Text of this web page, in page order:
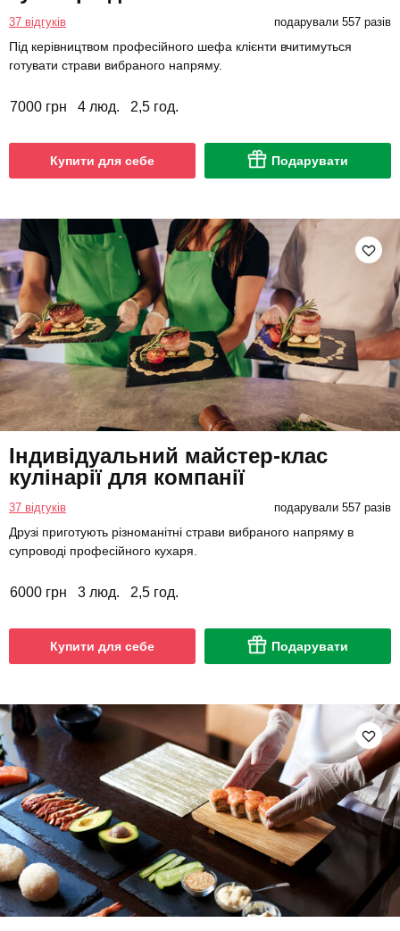
37 відгуків подарували 557 разів
Під керівництвом професійного шефа клієнти вчитимуться
готувати страви вибраного напряму.
7000 грн 4 люд. 2,5 год.
Купити для себе Подарувати
Індивідуальний майстер-клас
кулінарії для компанії
37 відгуків подарували 557 разів
Друзі приготують різноманітні страви вибраного напряму в
супроводі професійного кухаря.
6000 грн 3 люд. 2,5 год.
Купити для себе Подарувати